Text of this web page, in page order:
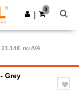
Scarica app
0
21.14€ no IVA
- Grey